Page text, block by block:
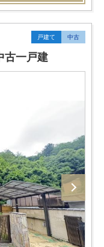
戸建て 中古
古一戸建